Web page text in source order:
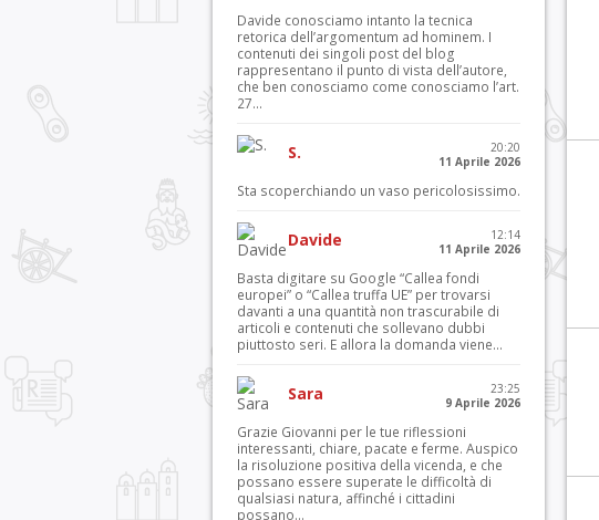
Davide conosciamo intanto la tecnica
retorica dell’argomentum ad hominem. I
contenuti dei singoli post del blog
rappresentano il punto di vista dell’autore,
che ben conosciamo come conosciamo l’art.
27...
S.
20:20
11 Aprile 2026
Sta scoperchiando un vaso pericolosissimo.
Davide
12:14
11 Aprile 2026
Basta digitare su Google “Callea fondi
europei” o “Callea truffa UE” per trovarsi
davanti a una quantità non trascurabile di
articoli e contenuti che sollevano dubbi
piuttosto seri. E allora la domanda viene...
Sara
23:25
9 Aprile 2026
Grazie Giovanni per le tue riflessioni
interessanti, chiare, pacate e ferme. Auspico
la risoluzione positiva della vicenda, e che
possano essere superate le difficoltà di
qualsiasi natura, affinché i cittadini
possano...